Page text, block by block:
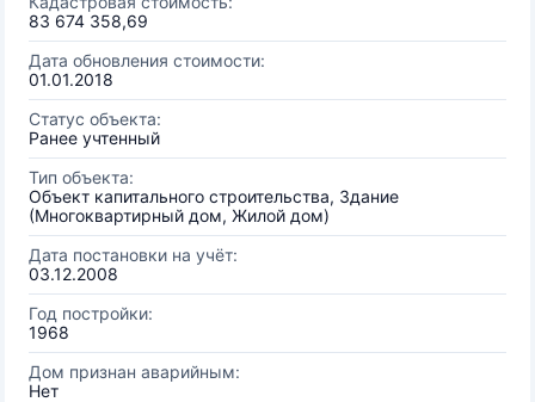
83 674 358,69
Дата обновления стоимости:
01.01.2018
Статус объекта:
Ранее учтенный
Тип объекта:
Объект капитального строительства, Здание
(Многоквартирный дом, Жилой дом)
Дата постановки на учёт:
03.12.2008
Год постройки:
1968
Дом признан аварийным:
Нет